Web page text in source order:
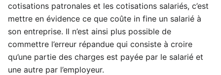
cotisations patronales et les cotisations salariés, c’est
mettre en évidence ce que coûte in fine un salarié à
son entreprise. Il n’est ainsi plus possible de
commettre l’erreur répandue qui consiste à croire
qu’une partie des charges est payée par le salarié et
une autre par l’employeur.